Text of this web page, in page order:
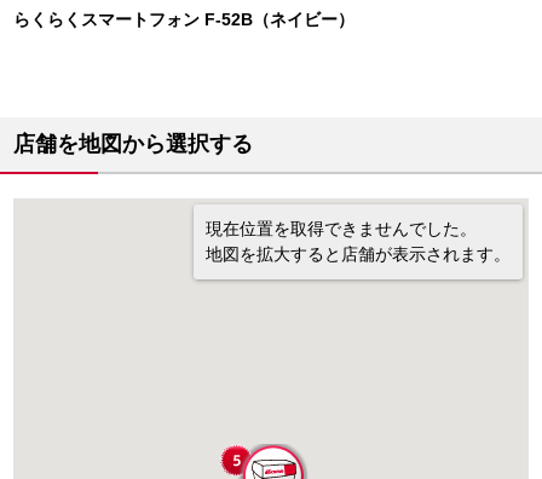
らくらくスマートフォン F-52B（ネイビー）
店舗を地図から選択する
現在位置を取得できませんでした。
地図を拡大すると店舗が表示されます。